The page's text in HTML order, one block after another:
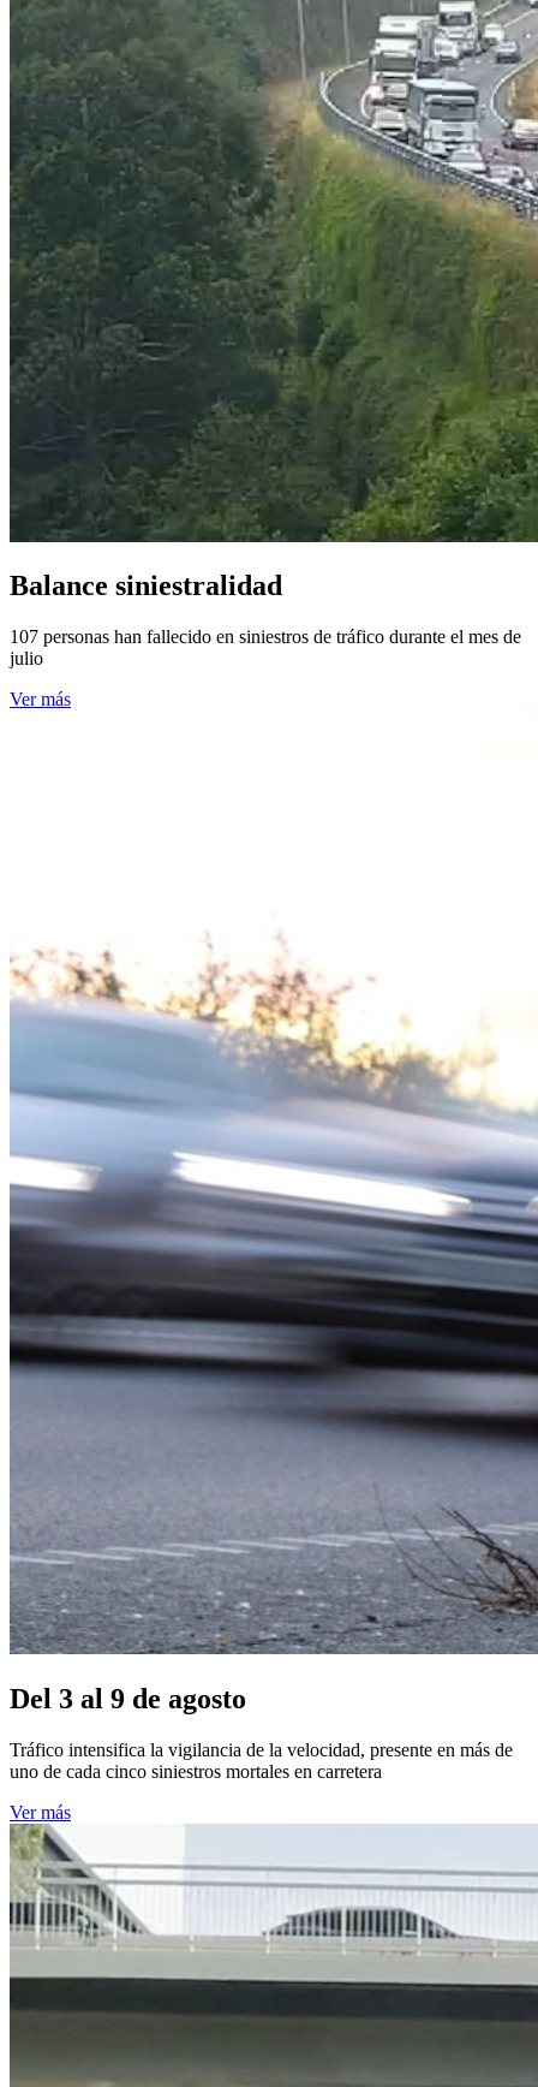
Balance siniestralidad
107 personas han fallecido en siniestros de tráfico durante el mes de
julio
Ver más
Del 3 al 9 de agosto
Tráfico intensifica la vigilancia de la velocidad, presente en más de
uno de cada cinco siniestros mortales en carretera
Ver más